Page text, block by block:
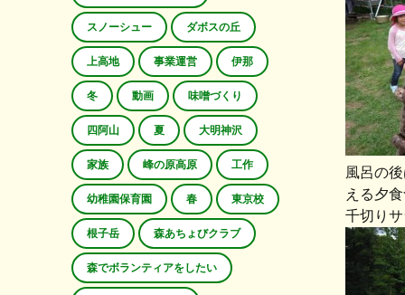
風呂の
える夕
千切り
スノーシュー ダボスの丘
上高地 事業運営 伊那
冬 動画 味噌づくり
四阿山 夏 大明神沢
家族 峰の原高原 工作
幼稚園保育園 春 東京校
根子岳 森あちょびクラブ
森でボランティアをしたい